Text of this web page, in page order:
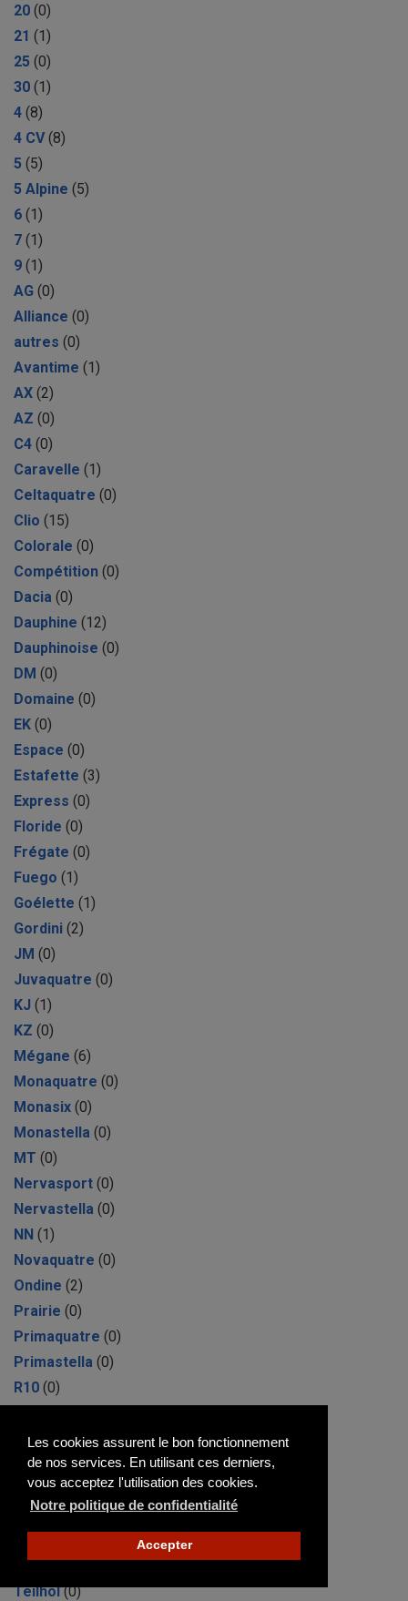
Les cookies assurent le bon fonctionnement
de nos services. En utilisant ces derniers,
vous acceptez l'utilisation des cookies.
Notre politique de confidentialité
Accepter
20 (0)
21 (1)
25 (0)
30 (1)
4 (8)
4 CV (8)
5 (5)
5 Alpine (5)
6 (1)
7 (1)
9 (1)
AG (0)
Alliance (0)
autres (0)
Avantime (1)
AX (2)
AZ (0)
C4 (0)
Caravelle (1)
Celtaquatre (0)
Clio (15)
Colorale (0)
Compétition (0)
Dacia (0)
Dauphine (12)
Dauphinoise (0)
DM (0)
Domaine (0)
EK (0)
Espace (0)
Estafette (3)
Express (0)
Floride (0)
Frégate (0)
Fuego (1)
Goélette (1)
Gordini (2)
JM (0)
Juvaquatre (0)
KJ (1)
KZ (0)
Mégane (6)
Monaquatre (0)
Monasix (0)
Monastella (0)
MT (0)
Nervasport (0)
Nervastella (0)
NN (1)
Novaquatre (0)
Ondine (2)
Prairie (0)
Primaquatre (0)
Primastella (0)
R10 (0)
R8 (6)
Rambler (0)
Rodéo (0)
Safrane (1)
Super 5 (3)
Teilhol (0)